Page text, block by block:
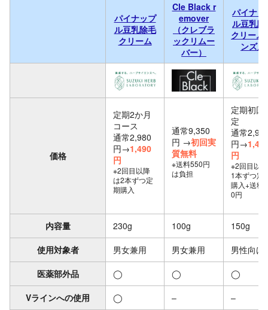
パイナップ
ル豆乳除毛
クリーム
Cle Black r
emover
（クレブラ
ックリムー
バー）
パイナッ
ル豆乳除
クリーム
ンズ用
価格
定期2か月
コース
通常2,980
円→1,490
円
※2回目以降
は2本ずつ定
期購入
通常9,350
円 →初回実
質無料
※送料550円
は負担
定期初回
定
通常
円→
円
※2回目以
1本ずつ定
購入+送料
0円
内容量 230g 100g
150g
使用対象者
男女兼用 男女兼用
男性向け
医薬部外品
◯ ◯
◯
Vラインへの使用
◯ – –